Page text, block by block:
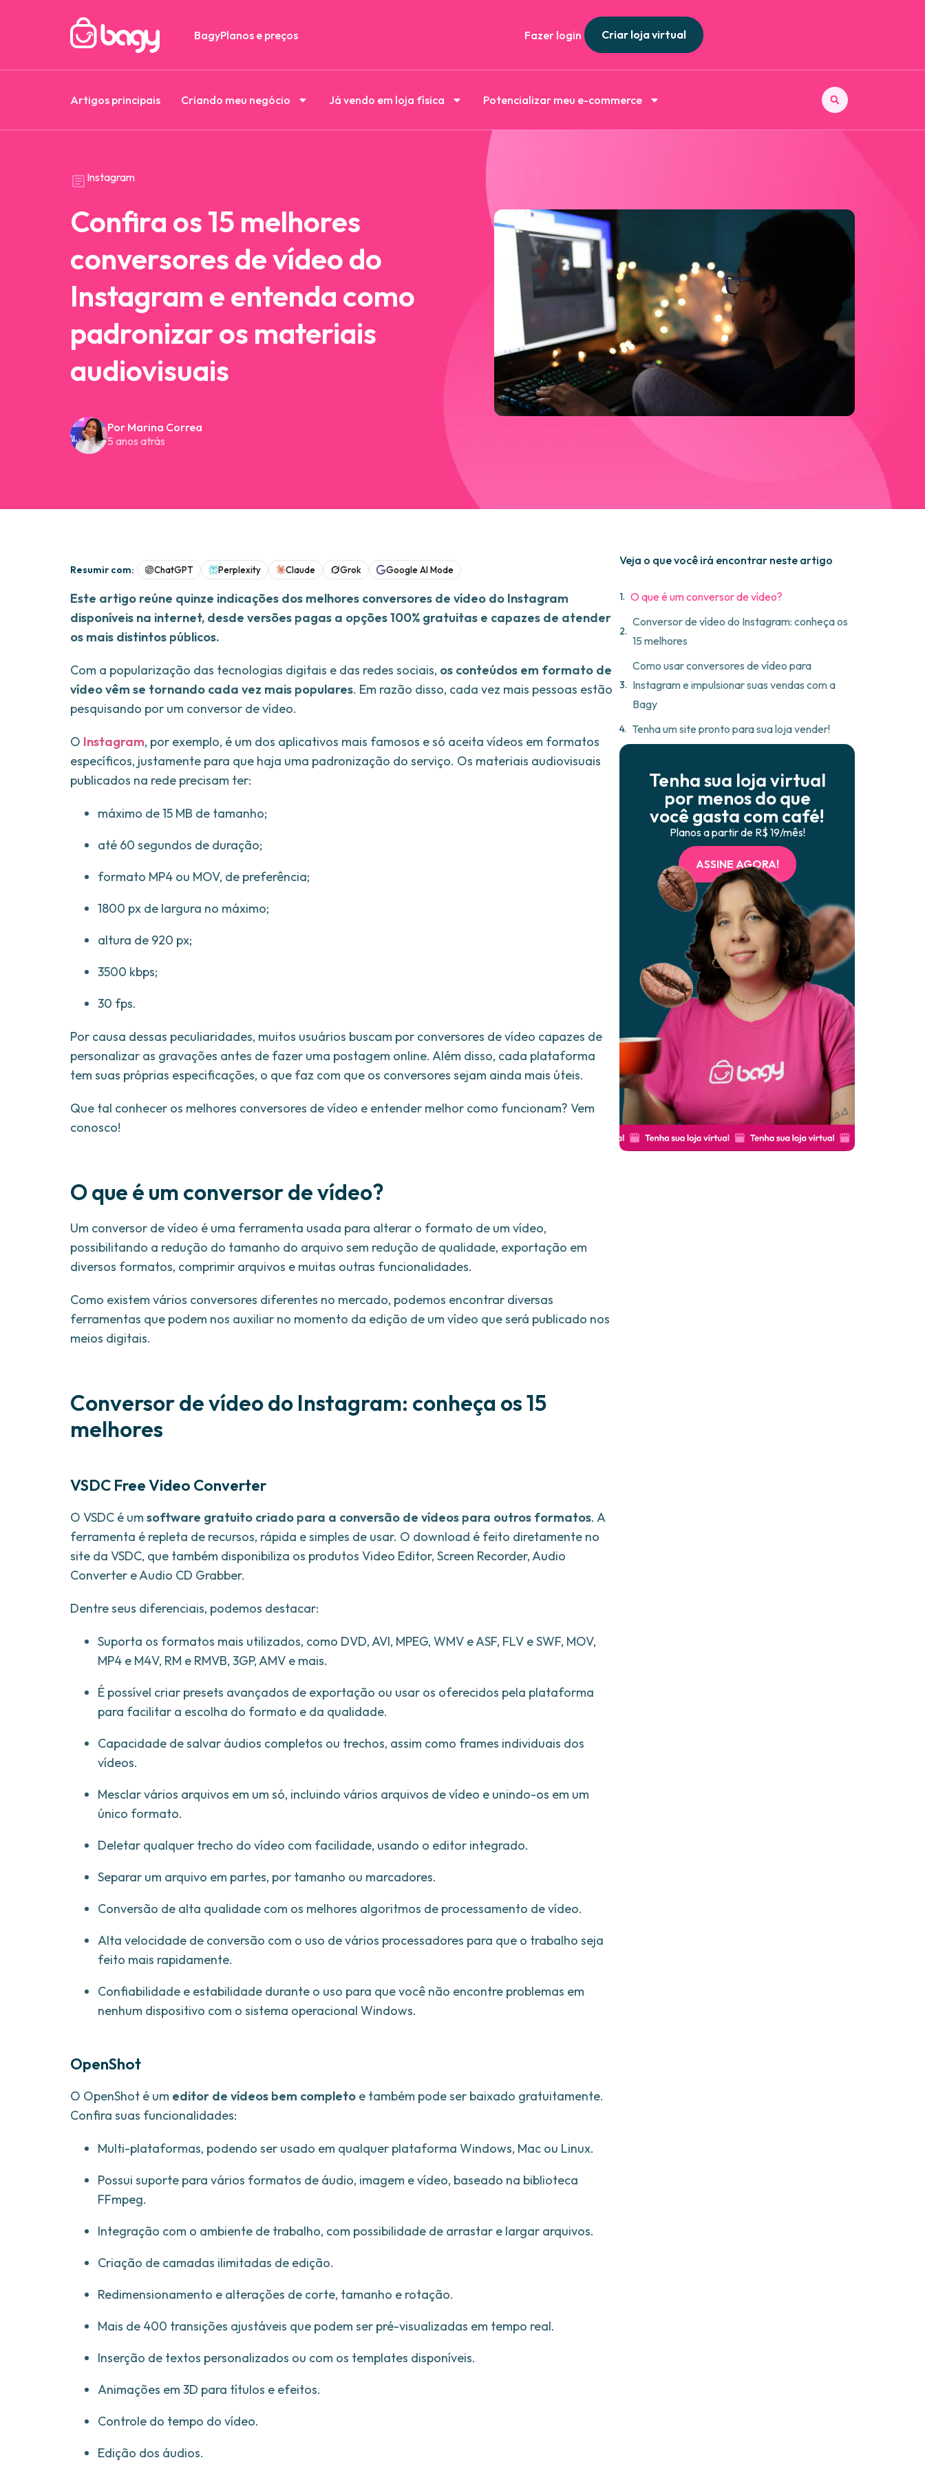
BagyPlanos e preços Fazer login Criar loja virtual
Artigos principais Criando meu negócio Já vendo em loja física Potencializar meu e-commerce
Instagram
Confira os 15 melhores
conversores de vídeo do
Instagram e entenda como
padronizar os materiais
audiovisuais
Por Marina Correa
5 anos atrás
Resumir com: ChatGPT Perplexity Claude Grok Google AI Mode
Este artigo reúne quinze indicações dos melhores conversores de vídeo do Instagram
disponíveis na internet, desde versões pagas a opções 100% gratuitas e capazes de atender
os mais distintos públicos.
Com a popularização das tecnologias digitais e das redes sociais, os conteúdos em formato de
vídeo vêm se tornando cada vez mais populares. Em razão disso, cada vez mais pessoas estão
pesquisando por um conversor de vídeo.
O Instagram, por exemplo, é um dos aplicativos mais famosos e só aceita vídeos em formatos
específicos, justamente para que haja uma padronização do serviço. Os materiais audiovisuais
publicados na rede precisam ter:
máximo de 15 MB de tamanho;
até 60 segundos de duração;
formato MP4 ou MOV, de preferência;
1800 px de largura no máximo;
altura de 920 px;
3500 kbps;
30 fps.
Por causa dessas peculiaridades, muitos usuários buscam por conversores de vídeo capazes de
personalizar as gravações antes de fazer uma postagem online. Além disso, cada plataforma
tem suas próprias especificações, o que faz com que os conversores sejam ainda mais úteis.
Que tal conhecer os melhores conversores de vídeo e entender melhor como funcionam? Vem
conosco!
O que é um conversor de vídeo?
Um conversor de vídeo é uma ferramenta usada para alterar o formato de um vídeo,
possibilitando a redução do tamanho do arquivo sem redução de qualidade, exportação em
diversos formatos, comprimir arquivos e muitas outras funcionalidades.
Como existem vários conversores diferentes no mercado, podemos encontrar diversas
ferramentas que podem nos auxiliar no momento da edição de um vídeo que será publicado nos
meios digitais.
Conversor de vídeo do Instagram: conheça os 15
melhores
VSDC Free Video Converter
O VSDC é um software gratuito criado para a conversão de vídeos para outros formatos. A
ferramenta é repleta de recursos, rápida e simples de usar. O download é feito diretamente no
site da VSDC, que também disponibiliza os produtos Video Editor, Screen Recorder, Audio
Converter e Audio CD Grabber.
Dentre seus diferenciais, podemos destacar:
Suporta os formatos mais utilizados, como DVD, AVI, MPEG, WMV e ASF, FLV e SWF, MOV,
MP4 e M4V, RM e RMVB, 3GP, AMV e mais.
É possível criar presets avançados de exportação ou usar os oferecidos pela plataforma
para facilitar a escolha do formato e da qualidade.
Capacidade de salvar áudios completos ou trechos, assim como frames individuais dos
vídeos.
Mesclar vários arquivos em um só, incluindo vários arquivos de vídeo e unindo-os em um
único formato.
Deletar qualquer trecho do vídeo com facilidade, usando o editor integrado.
Separar um arquivo em partes, por tamanho ou marcadores.
Conversão de alta qualidade com os melhores algoritmos de processamento de vídeo.
Alta velocidade de conversão com o uso de vários processadores para que o trabalho seja
feito mais rapidamente.
Confiabilidade e estabilidade durante o uso para que você não encontre problemas em
nenhum dispositivo com o sistema operacional Windows.
OpenShot
O OpenShot é um editor de vídeos bem completo e também pode ser baixado gratuitamente.
Confira suas funcionalidades:
Multi-plataformas, podendo ser usado em qualquer plataforma Windows, Mac ou Linux.
Possui suporte para vários formatos de áudio, imagem e vídeo, baseado na biblioteca
FFmpeg.
Integração com o ambiente de trabalho, com possibilidade de arrastar e largar arquivos.
Criação de camadas ilimitadas de edição.
Redimensionamento e alterações de corte, tamanho e rotação.
Mais de 400 transições ajustáveis que podem ser pré-visualizadas em tempo real.
Inserção de textos personalizados ou com os templates disponíveis.
Animações em 3D para títulos e efeitos.
Controle do tempo do vídeo.
Edição dos áudios.
Veja o que você irá encontrar neste artigo
O que é um conversor de vídeo?
Conversor de vídeo do Instagram: conheça os
15 melhores
Como usar conversores de vídeo para
Instagram e impulsionar suas vendas com a
Bagy
Tenha um site pronto para sua loja vender!
Tenha sua loja virtual
por menos do que
você gasta com café!
Planos a partir de R$ 19/mês!
ASSINE AGORA!